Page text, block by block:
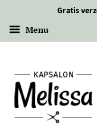
Gratis
Menu